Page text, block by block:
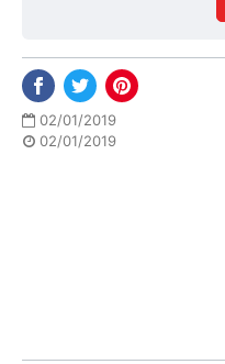
02/01/2019
02/01/2019